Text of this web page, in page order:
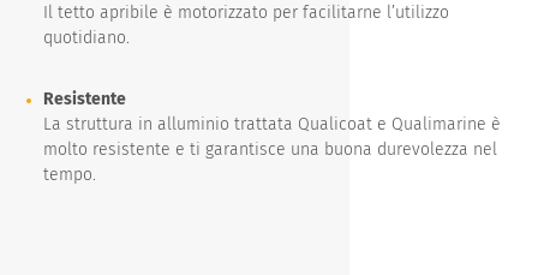
Il tetto apribile è motorizzato per facilitarne l’utilizzo
quotidiano.
Resistente
La struttura in alluminio trattata Qualicoat e Qualimarine è
molto resistente e ti garantisce una buona durevolezza nel
tempo.